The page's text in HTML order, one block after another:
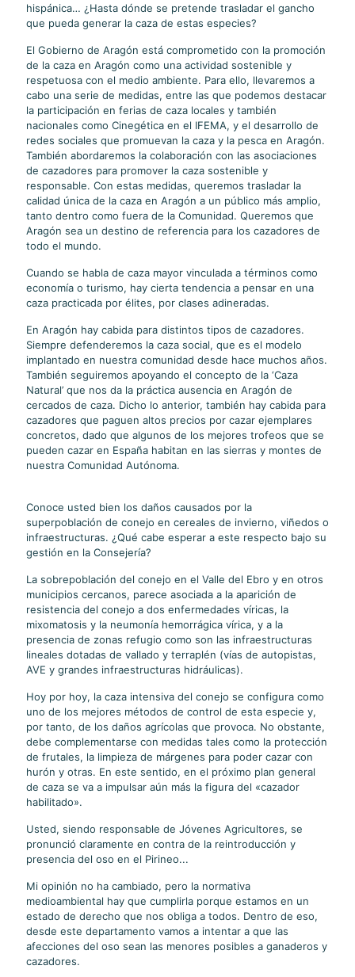
hispánica… ¿Hasta dónde se pretende trasladar el gancho
que pueda generar la caza de estas especies?
El Gobierno de Aragón está comprometido con la promoción
de la caza en Aragón como una actividad sostenible y
respetuosa con el medio ambiente. Para ello, llevaremos a
cabo una serie de medidas, entre las que podemos destacar
la participación en ferias de caza locales y también
nacionales como Cinegética en el IFEMA, y el desarrollo de
redes sociales que promuevan la caza y la pesca en Aragón.
También abordaremos la colaboración con las asociaciones
de cazadores para promover la caza sostenible y
responsable. Con estas medidas, queremos trasladar la
calidad única de la caza en Aragón a un público más amplio,
tanto dentro como fuera de la Comunidad. Queremos que
Aragón sea un destino de referencia para los cazadores de
todo el mundo.
Cuando se habla de caza mayor vinculada a términos como
economía o turismo, hay cierta tendencia a pensar en una
caza practicada por élites, por clases adineradas.
En Aragón hay cabida para distintos tipos de cazadores.
Siempre defenderemos la caza social, que es el modelo
implantado en nuestra comunidad desde hace muchos años.
También seguiremos apoyando el concepto de la ‘Caza
Natural’ que nos da la práctica ausencia en Aragón de
cercados de caza. Dicho lo anterior, también hay cabida para
cazadores que paguen altos precios por cazar ejemplares
concretos, dado que algunos de los mejores trofeos que se
pueden cazar en España habitan en las sierras y montes de
nuestra Comunidad Autónoma.
Conoce usted bien los daños causados por la
superpoblación de conejo en cereales de invierno, viñedos o
infraestructuras. ¿Qué cabe esperar a este respecto bajo su
gestión en la Consejería?
La sobrepoblación del conejo en el Valle del Ebro y en otros
municipios cercanos, parece asociada a la aparición de
resistencia del conejo a dos enfermedades víricas, la
mixomatosis y la neumonía hemorrágica vírica, y a la
presencia de zonas refugio como son las infraestructuras
lineales dotadas de vallado y terraplén (vías de autopistas,
AVE y grandes infraestructuras hidráulicas).
Hoy por hoy, la caza intensiva del conejo se configura como
uno de los mejores métodos de control de esta especie y,
por tanto, de los daños agrícolas que provoca. No obstante,
debe complementarse con medidas tales como la protección
de frutales, la limpieza de márgenes para poder cazar con
hurón y otras. En este sentido, en el próximo plan general
de caza se va a impulsar aún más la figura del «cazador
habilitado».
Usted, siendo responsable de Jóvenes Agricultores, se
pronunció claramente en contra de la reintroducción y
presencia del oso en el Pirineo...
Mi opinión no ha cambiado, pero la normativa
medioambiental hay que cumplirla porque estamos en un
estado de derecho que nos obliga a todos. Dentro de eso,
desde este departamento vamos a intentar a que las
afecciones del oso sean las menores posibles a ganaderos y
cazadores.